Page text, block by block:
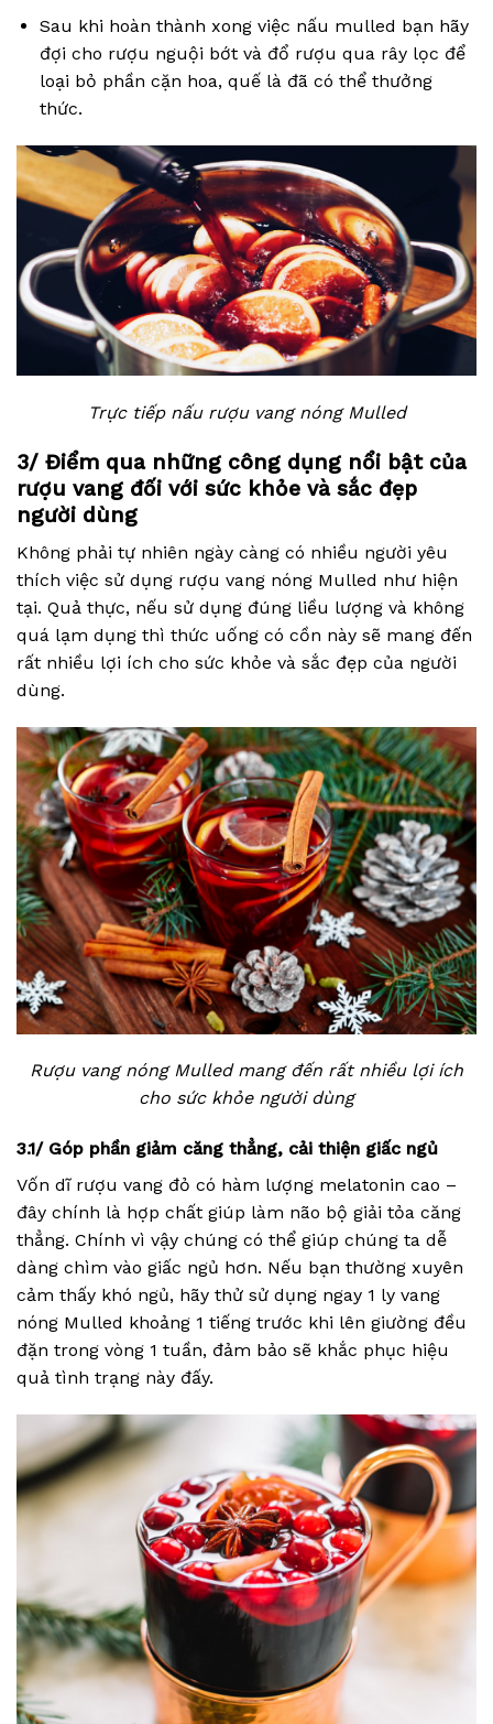
Sau khi hoàn thành xong việc nấu mulled bạn hãy
đợi cho rượu nguội bớt và đổ rượu qua rây lọc để
loại bỏ phần cặn hoa, quế là đã có thể thưởng
thức.
Trực tiếp nấu rượu vang nóng Mulled
3/ Điểm qua những công dụng nổi bật của
rượu vang đối với sức khỏe và sắc đẹp
người dùng
Không phải tự nhiên ngày càng có nhiều người yêu
thích việc sử dụng rượu vang nóng Mulled như hiện
tại. Quả thực, nếu sử dụng đúng liều lượng và không
quá lạm dụng thì thức uống có cồn này sẽ mang đến
rất nhiều lợi ích cho sức khỏe và sắc đẹp của người
dùng.
Rượu vang nóng Mulled mang đến rất nhiều lợi ích
cho sức khỏe người dùng
3.1/ Góp phần giảm căng thẳng, cải thiện giấc ngủ
Vốn dĩ rượu vang đỏ có hàm lượng melatonin cao –
đây chính là hợp chất giúp làm não bộ giải tỏa căng
thẳng. Chính vì vậy chúng có thể giúp chúng ta dễ
dàng chìm vào giấc ngủ hơn. Nếu bạn thường xuyên
cảm thấy khó ngủ, hãy thử sử dụng ngay 1 ly vang
nóng Mulled khoảng 1 tiếng trước khi lên giường đều
đặn trong vòng 1 tuần, đảm bảo sẽ khắc phục hiệu
quả tình trạng này đấy.